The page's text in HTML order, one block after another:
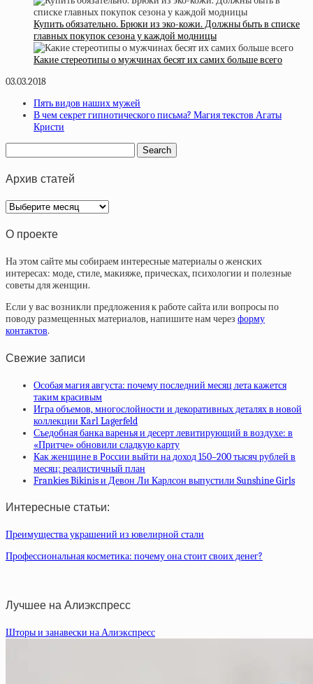
Купить обязательно. Брюки из эко-кожи. Должны быть в списке
главных покупок сезона у каждой модницы
Какие стереотипы о мужчинах бесят их самих больше всего
03.03.2018
Пять видов наших мужей
В чем секрет гипнотического письма? Магия текстов Агаты
Кристи
Архив статей
Архив
статей
О проекте
На этом сайте мы собираем интересные материалы о женских
интересах: моде, стиле, макияже, прическах, психологии и полезные
советы для женщин.
Если у вас возникли предложения к работе сайта или вопросы по
поводу размещенных материалов, напишите нам через форму
контактов.
Свежие записи
Особая магия августа: почему последний месяц лета кажется
таким красивым
Игра объемов, многослойности и декоративных деталях в новой
коллекции Karl Lagerfeld
Съедобная банка варенья и десерт левитирующий в воздухе: в
«Притче» обновили сладкую карту
Как женщине в России выйти на доход 150–200 тысяч рублей в
месяц: реалистичный план
Frankies Bikinis и Девон Ли Карлсон выпустили Sunshine Girls
Интересные статьи:
Преимущества украшений из ювелирной стали
Профессиональная косметика: почему она стоит своих денег?
Лучшее на Алиэкспресс
Шторы и занавески на Алиэкспресс